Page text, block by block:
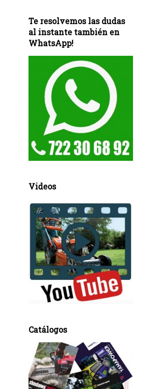
Te resolvemos las dudas
al instante también en
WhatsApp!
Videos
Catálogos